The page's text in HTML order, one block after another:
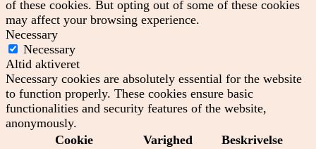
of these cookies. But opting out of some of these cookies
may affect your browsing experience.
Necessary
Necessary
Altid aktiveret
Necessary cookies are absolutely essential for the website
to function properly. These cookies ensure basic
functionalities and security features of the website,
anonymously.
Cookie
Varighed Beskrivelse